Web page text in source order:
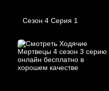
Сезон 4 Серия 1